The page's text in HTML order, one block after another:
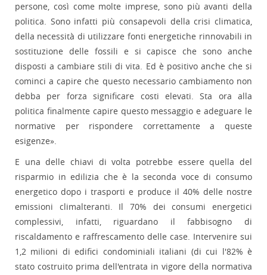
persone, così come molte imprese, sono più avanti della
politica. Sono infatti più consapevoli della crisi climatica,
della necessità di utilizzare fonti energetiche rinnovabili in
sostituzione delle fossili e si capisce che sono anche
disposti a cambiare stili di vita. Ed è positivo anche che si
cominci a capire che questo necessario cambiamento non
debba per forza significare costi elevati. Sta ora alla
politica finalmente capire questo messaggio e adeguare le
normative per rispondere correttamente a queste
esigenze».
E una delle chiavi di volta potrebbe essere quella del
risparmio in edilizia che è la seconda voce di consumo
energetico dopo i trasporti e produce il 40% delle nostre
emissioni climalteranti. Il 70% dei consumi energetici
complessivi, infatti, riguardano il fabbisogno di
riscaldamento e raffrescamento delle case. Intervenire sui
1,2 milioni di edifici condominiali italiani (di cui l'82% è
stato costruito prima dell'entrata in vigore della normativa